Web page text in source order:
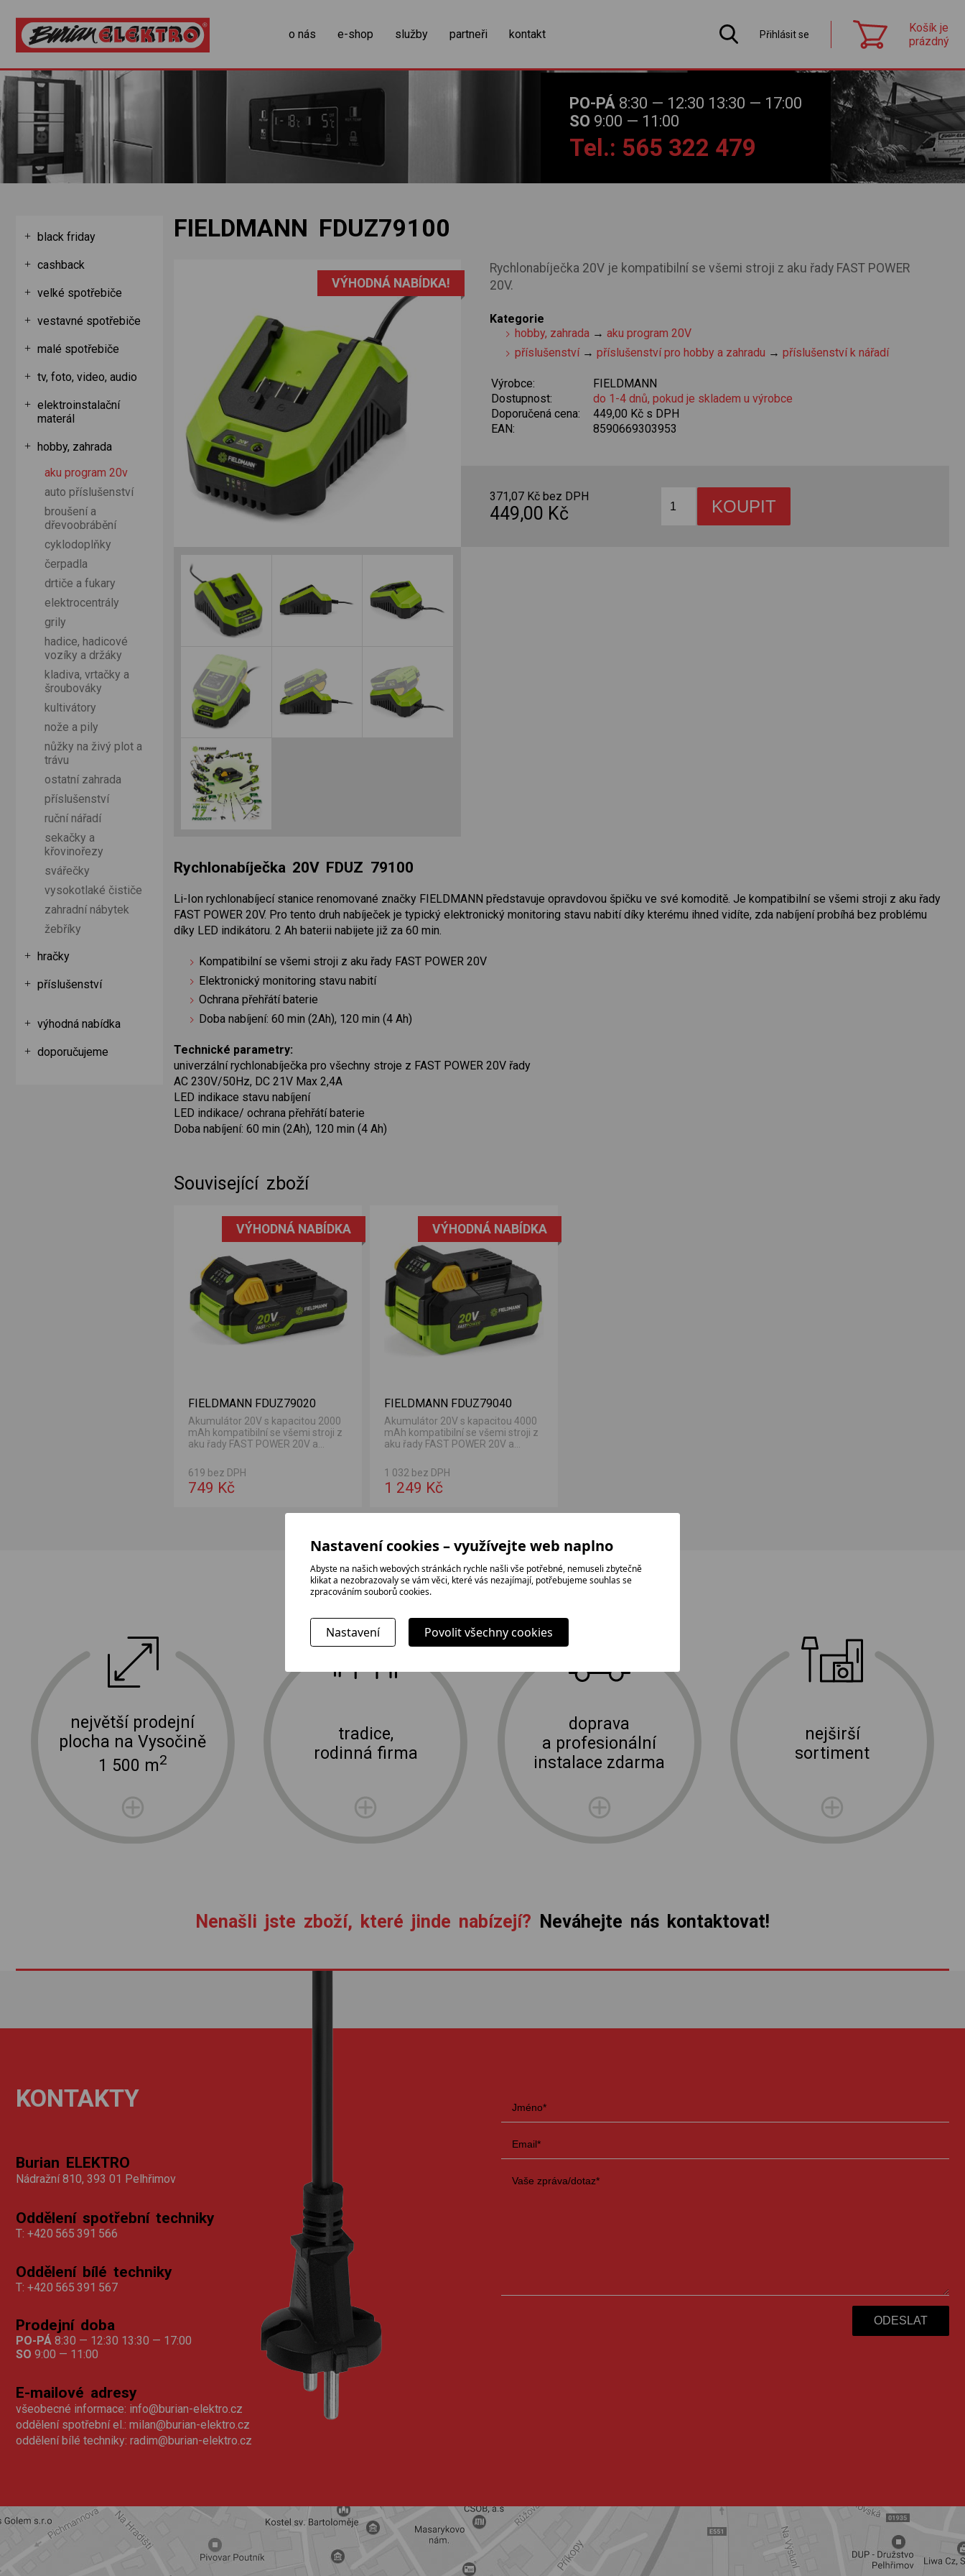
o nás e-shop služby partneři kontakt Přihlásit se
Košík je
prázdný
zobrazit obsah košíku
PO-PÁ 8:30 — 12:30 13:30 — 17:00
SO 9:00 — 11:00
Tel.: 565 322 479
FIELDMANN FDUZ79100
Rychlonabíječka 20V je kompatibilní se všemi stroji z aku řady FAST POWER
20V.
Kategorie
hobby, zahrada →aku program 20V
příslušenství→příslušenství pro hobby a zahradu →příslušenství k nářadí
Výrobce:
FIELDMANN
Dostupnost:
do 1-4 dnů, pokud je skladem u výrobce
Doporučená cena:
449,00 Kč s DPH
EAN:
8590669303953
371,07 Kč bez DPH
449,00 Kč
VÝHODNÁ NABÍDKA!
Rychlonabíječka 20V FDUZ 79100
Li-Ion rychlonabíjecí stanice renomované značky FIELDMANN představuje opravdovou špičku ve své komoditě. Je kompatibilní se všemi stroji z aku řady
FAST POWER 20V. Pro tento druh nabíječek je typický elektronický monitoring stavu nabití díky kterému ihned vidíte, zda nabíjení probíhá bez problému
díky LED indikátoru. 2 Ah baterii nabijete již za 60 min.
Kompatibilní se všemi stroji z aku řady FAST POWER 20V
Elektronický monitoring stavu nabití
Ochrana přehřátí baterie
Doba nabíjení: 60 min (2Ah), 120 min (4 Ah)
Technické parametry:
univerzální rychlonabíječka pro všechny stroje z FAST POWER 20V řady
AC 230V/50Hz, DC 21V Max 2,4A
LED indikace stavu nabíjení
LED indikace/ ochrana přehřátí baterie
Doba nabíjení: 60 min (2Ah), 120 min (4 Ah)
Související zboží
VÝHODNÁ NABÍDKA
FIELDMANN FDUZ79020
Akumulátor 20V s kapacitou 2000
mAh kompatibilní se všemi stroji z
aku řady FAST POWER 20V a
619 bez DPH
749 Kč
VÝHODNÁ NABÍDKA
FIELDMANN FDUZ79040
Akumulátor 20V s kapacitou 4000
mAh kompatibilní se všemi stroji z
aku řady FAST POWER 20V a
1 032 bez DPH
1 249 Kč
black friday
cashback
velké spotřebiče
vestavné spotřebiče
malé spotřebiče
tv, foto, video, audio
elektroinstalační
materál
hobby, zahrada
aku program 20v
auto příslušenství
broušení a
dřevoobrábění
cyklodoplňky
čerpadla
drtiče a fukary
elektrocentrály
grily
hadice, hadicové
vozíky a držáky
kladiva, vrtačky a
šroubováky
kultivátory
nože a pily
nůžky na živý plot a
trávu
ostatní zahrada
příslušenství
ruční nářadí
sekačky a
křovinořezy
svářečky
vysokotlaké čističe
zahradní nábytek
žebříky
hračky
příslušenství
výhodná nabídka
doporučujeme
největší prodejní
plocha na Vysočině
1 500 m2
tradice,
rodinná firma
doprava
a profesionální
instalace zdarma
doprava a instalace elektro zařízení
nejširší
sortiment
Nenašli jste zboží, které jinde nabízejí? Neváhejte nás kontaktovat!
KONTAKTY
Burian ELEKTRO
Nádražní 810, 393 01 Pelhřimov
Oddělení spotřební techniky
T: +420 565 391 566
Oddělení bílé techniky
T: +420 565 391 567
Prodejní doba
PO-PÁ 8:30 — 12:30 13:30 — 17:00
SO 9:00 — 11:00
E-mailové adresy
všeobecné informace: info@burian-elektro.cz
oddělení spotřební el.: milan@burian-elektro.cz
oddělení bílé techniky: radim@burian-elektro.cz
Nastavení cookies – využívejte web naplno
Abyste na našich webových stránkách rychle našli vše potřebné, nemuseli zbytečně
klikat a nezobrazovaly se vám věci, které vás nezajímají, potřebujeme souhlas se
zpracováním souborů cookies.
Nastavení Povolit všechny cookies